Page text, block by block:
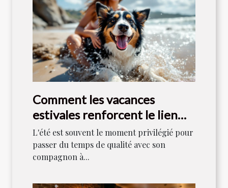
Comment les vacances
estivales renforcent le lien
entre maîtres et chiens ?
L'été est souvent le moment privilégié pour
passer du temps de qualité avec son
compagnon à...